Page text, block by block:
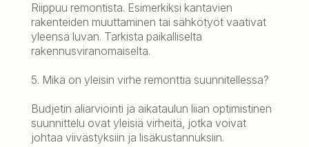
Riippuu remontista. Esimerkiksi kantavien
rakenteiden muuttaminen tai sähkötyöt vaativat
yleensä luvan. Tarkista paikalliselta
rakennusviranomaiselta.
5. Mikä on yleisin virhe remonttia suunnitellessa?
Budjetin aliarviointi ja aikataulun liian optimistinen
suunnittelu ovat yleisiä virheitä, jotka voivat
johtaa viivästyksiin ja lisäkustannuksiin.